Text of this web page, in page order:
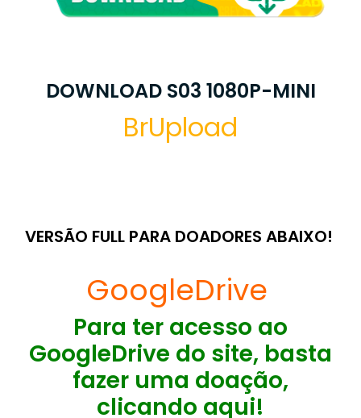
DOWNLOAD S03 1080P-MINI
BrUpload
VERSÃO FULL PARA DOADORES ABAIXO!
GoogleDrive
Para ter acesso ao
GoogleDrive do site, basta
fazer uma doação,
clicando aqui!